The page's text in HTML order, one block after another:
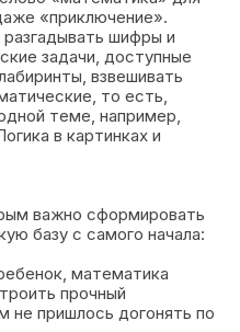
«приключение».
шифры и
задачи, доступные
взвешивать
то есть,
теме, например,
в картинках и
важно сформировать
базу с самого начала:
математика
прочный
пришлось догонять по